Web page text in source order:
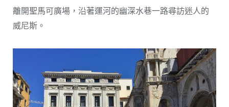
離開聖馬可廣場，沿著運河的幽深水巷一路尋訪迷人的
威尼斯。